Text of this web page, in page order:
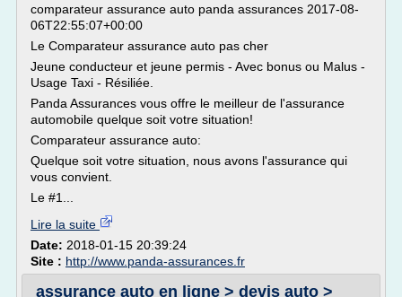
comparateur assurance auto panda assurances 2017-08-
06T22:55:07+00:00
Le Comparateur assurance auto pas cher
Jeune conducteur et jeune permis - Avec bonus ou Malus -
Usage Taxi - Résiliée.
Panda Assurances vous offre le meilleur de l'assurance
automobile quelque soit votre situation!
Comparateur assurance auto:
Quelque soit votre situation, nous avons l'assurance qui
vous convient.
Le #1...
Lire la suite
Date: 2018-01-15 20:39:24
Site : http://www.panda-assurances.fr
assurance auto en ligne > devis auto >